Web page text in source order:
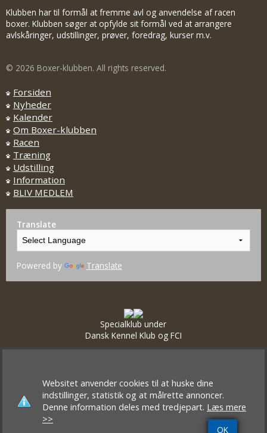
Klubben har til formål at fremme avl og anvendelse af racen
boxer. Klubben søger at opfylde sit formål ved at arrangere
avlskåringer, udstillinger, prøver, foredrag, kurser m.v.
© 2026 Boxer-klubben. All rights reserved.
Forsiden
Nyheder
Kalender
Om Boxer-klubben
Racen
Træning
Udstilling
Information
BLIV MEDLEM
Translate
Powered by Translate
Specialklub under
Dansk Kennel Klub og FCI
OK
Websitet anvender cookies til at huske dine
indstillinger, statistik og at målrette annoncer.
Denne information deles med tredjepart. Læs mere
>>